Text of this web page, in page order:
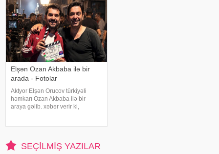
Elşən Ozan Akbaba ilə bir
arada - Fotolar
Aktyor Elşən Orucov türkiyəli
həmkarı Ozan Akbaba ilə bir
araya gəlib. xəbər verir ki,
d
SEÇILMIŞ YAZILAR